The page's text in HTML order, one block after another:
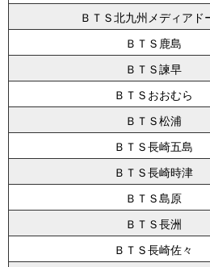
ＢＴＳ北九州メディアド
ＢＴＳ鹿島
ＢＴＳ諫早
ＢＴＳおおむら
ＢＴＳ松浦
ＢＴＳ長崎五島
ＢＴＳ長崎時津
ＢＴＳ島原
ＢＴＳ長洲
ＢＴＳ長崎佐々